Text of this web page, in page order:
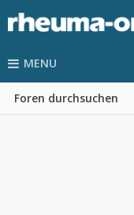
MENU
Foren durchsuchen